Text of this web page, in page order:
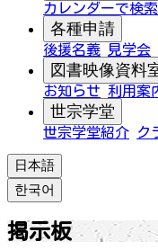
カレンダーで検索
各種申請
後援名義 見学会
図書映像資料
お知らせ 利用案
世宗学堂
世宗学堂紹介 ク
日本語
한국어
掲示板